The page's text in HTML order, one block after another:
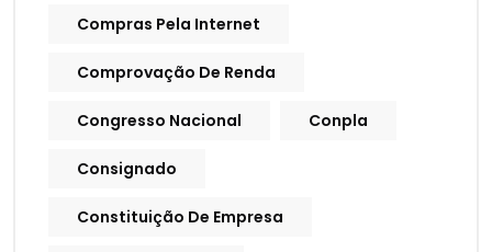
Compras Pela Internet
Comprovação De Renda
Congresso Nacional Conpla
Consignado
Constituição De Empresa